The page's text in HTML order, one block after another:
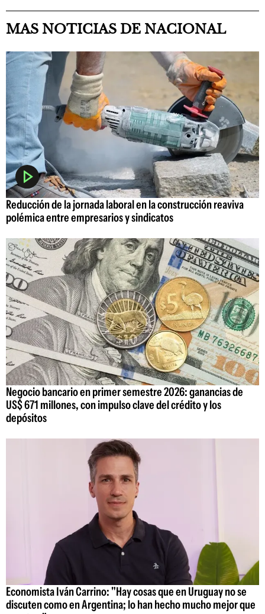
MAS NOTICIAS DE NACIONAL
Reducción de la jornada laboral en la construcción reaviva
polémica entre empresarios y sindicatos
Negocio bancario en primer semestre 2026: ganancias de
US$ 671 millones, con impulso clave del crédito y los
depósitos
Economista Iván Carrino: "Hay cosas que en Uruguay no se
discuten como en Argentina; lo han hecho mucho mejor que